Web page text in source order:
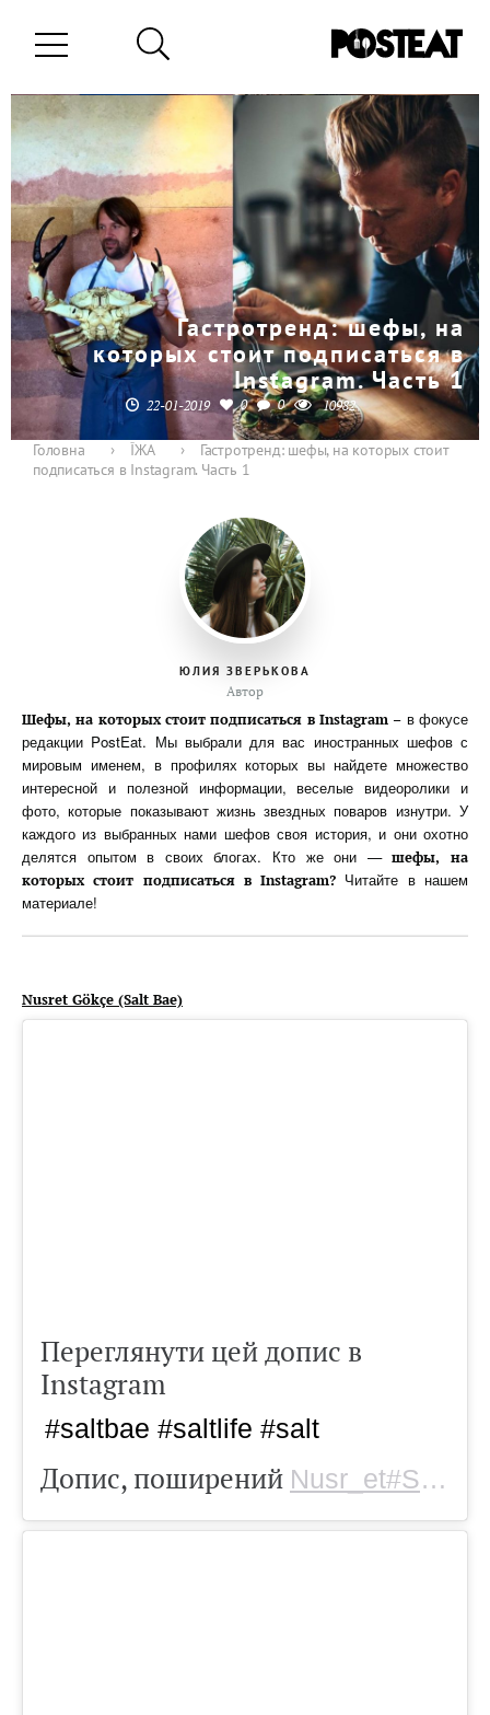
Гастротренд: шефы, на
которых стоит подписаться в
Instagram. Часть 1
22-01-2019 0 0 10982
Головна › ЇЖА ›
Гастротренд: шефы, на которых стоит
подписаться в Instagram. Часть 1
ЮЛИЯ ЗВЕРЬКОВА
Автор
Шефы, на которых стоит подписаться в Instagram – в фокусе
редакции PostEat. Мы выбрали для вас иностранных шефов с
мировым именем, в профилях которых вы найдете множество
интересной и полезной информации, веселые видеоролики и
фото, которые показывают жизнь звездных поваров изнутри. У
каждого из выбранных нами шефов своя история, и они охотно
делятся опытом в своих блогах. Кто же они —шефы, на
которых стоит подписаться в Instagram? Читайте в нашем
материале!
Nusret Gökçe (Salt Bae)
Переглянути цей допис в
Instagram
#saltbae #saltlife #salt
Допис, поширений Nusr_et#Saltbae